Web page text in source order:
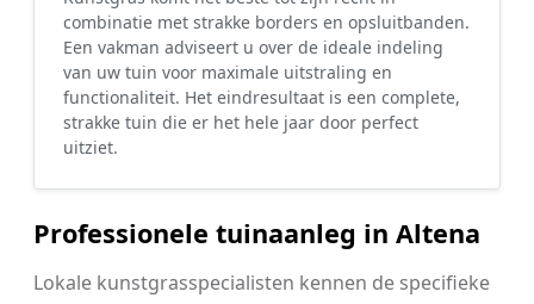
combinatie met strakke borders en opsluitbanden.
Een vakman adviseert u over de ideale indeling
van uw tuin voor maximale uitstraling en
functionaliteit. Het eindresultaat is een complete,
strakke tuin die er het hele jaar door perfect
uitziet.
Professionele tuinaanleg in Altena
Lokale kunstgrasspecialisten kennen de specifieke